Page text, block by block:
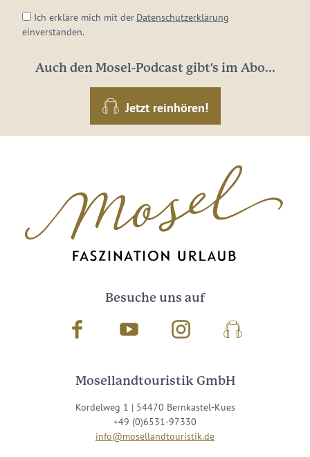
Ich erkläre mich mit der Datenschutzerklärung
einverstanden.
Auch den Mosel-Podcast gibt's im Abo...
Jetzt reinhören!
Besuche uns auf
Facebook Youtube InstagramPodcast
Mosellandtouristik GmbH
Kordelweg 1 | 54470 Bernkastel-Kues
+49 (0)6531-97330
info@mosellandtouristik.de